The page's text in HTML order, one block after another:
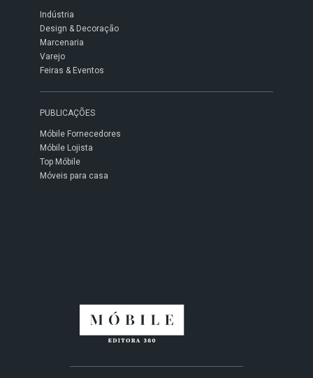
Indústria
Design & Decoração
Marcenaria
Varejo
Feiras & Eventos
PUBLICAÇÕES
Móbile Fornecedores
Móbile Lojista
Top Móbile
Móveis para casa